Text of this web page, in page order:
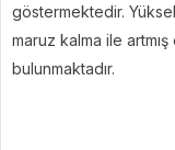
göstermektedir.
maruz kalma ile artmış
bulunmaktadır.